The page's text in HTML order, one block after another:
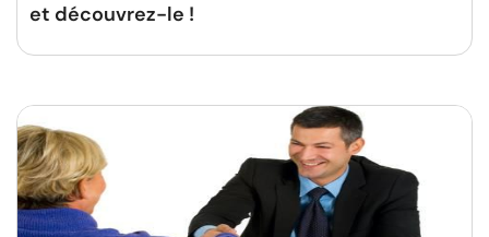
et découvrez-le !